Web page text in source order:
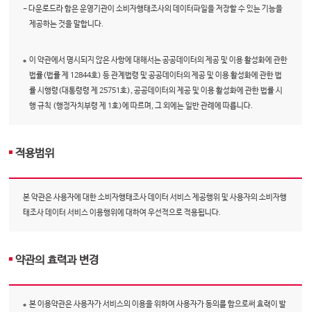
- 다운로드라 함은 운영기관이 소비자행태조사의 데이터파일을 저장할 수 있는 기능을
제공하는 것을 말합니다.
이 약관에서 명시되지 않은 사항에 대해서는 공공데이터의 제공 및 이용 활성화에 관한
법률(법률 제 12844호) 등 관계법령 및 공공데이터의 제공 및 이용 활성화에 관한 법
률 시행령(대통령령 제 25751호), 공공데이터의 제공 및 이용 활성화에 관한 법률 시
행 규칙 (행정자치부령 제 1호)에 따르며, 그 외에는 일반 관례에 따릅니다.
적용범위
본 약관은 사용자에 대한 소비자행태조사 데이터 서비스 제공행위 및 사용자의 소비자행
태조사 데이터 서비스 이용행위에 대하여 우선적으로 적용됩니다.
약관의 효력과 변경
본 이용약관은 사용자가 서비스의 이용을 위하여 사용자가 동의를 함으로써 효력이 발